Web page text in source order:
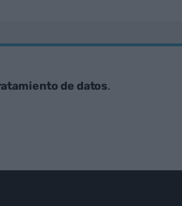
de datos.